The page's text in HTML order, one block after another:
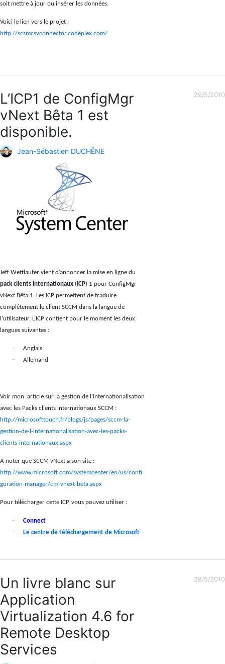
soit mettre à jour ou insérer les données.
Voici le lien vers le projet :
http://scsmcsvconnector.codeplex.com/
L’ICP1 de ConfigMgr
vNext Bêta 1 est
disponible.
Jean-Sébastien DUCHÊNE
Jeff Wettlaufer vient d’annoncer la mise en ligne du
pack clients internationaux ( ICP) 1 pour ConfigMgr
vNext Bêta 1. Les ICP permettent de traduire
complétement le client SCCM dans la langue de
l’utilisateur. L’ICP contient pour le moment les deux
langues suivantes :
· Anglais
· Allemand
Voir mon article sur la gestion de l’internationalisation
avec les Packs clients internationaux SCCM :
http://microsofttouch.fr/blogs/js/pages/sccm-la-
gestion-de-l-internationalisation-avec-les-packs-
clients-internationaux.aspx
A noter que SCCM vNext a son site :
http://www.microsoft.com/systemcenter/en/us/confi
guration-manager/cm-vnext-beta.aspx
Pour télécharger cette ICP, vous pouvez utiliser :
· Connect
· Le centre de téléchargement de Microsoft
29/5/2010
Un livre blanc sur
Application
Virtualization 4.6 for
Remote Desktop
Services
28/5/2010